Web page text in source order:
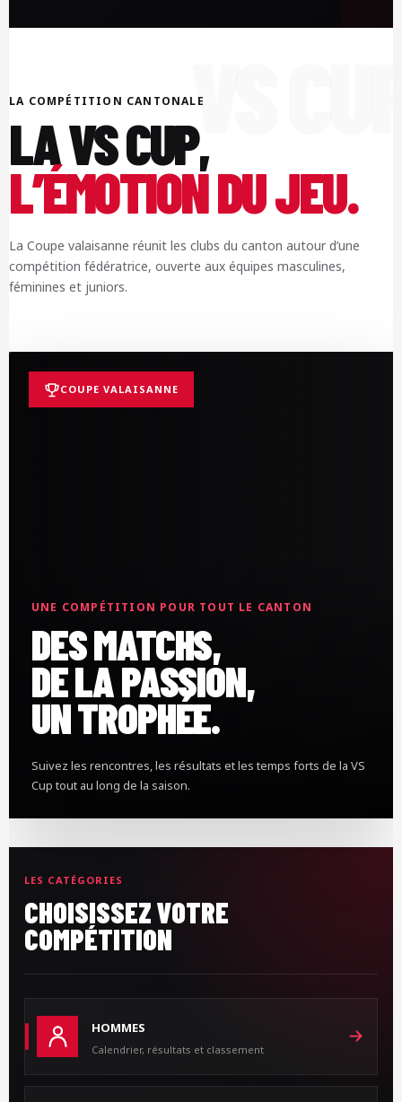
LA COMPÉTITION CANTONALE
LA VS CUP,
L’ÉMOTION DU JEU.
La Coupe valaisanne réunit les clubs du canton autour d’une
compétition fédératrice, ouverte aux équipes masculines,
féminines et juniors.
COUPE VALAISANNE
UNE COMPÉTITION POUR TOUT LE CANTON
DES MATCHS,
DE LA PASSION,
UN TROPHÉE.
Suivez les rencontres, les résultats et les temps forts de la VS
Cup tout au long de la saison.
LES CATÉGORIES
CHOISISSEZ VOTRE
COMPÉTITION
HOMMES
Calendrier, résultats et classement